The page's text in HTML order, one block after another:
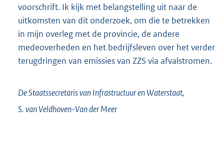
voorschrift. Ik kijk met belangstelling uit naar de
uitkomsten van dit onderzoek, om die te betrekken
in mijn overleg met de provincie, de andere
medeoverheden en het bedrijfsleven over het verder
terugdringen van emissies van ZZS via afvalstromen.
De Staatssecretaris van Infrastructuur en Waterstaat,
S. vanVeldhoven-Van der Meer